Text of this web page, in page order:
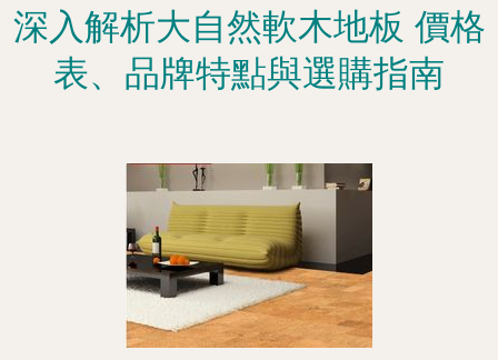
深入解析大自然軟木地板 價格
表、品牌特點與選購指南